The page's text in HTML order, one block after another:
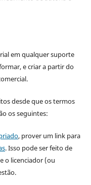
em qualquer suporte
e criar a partir do
desde que os termos
os seguintes:
, prover um link para
. Isso pode ser feito de
o licenciador (ou